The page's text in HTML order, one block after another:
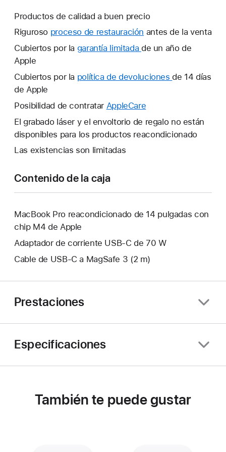
Productos de calidad a buen precio
Riguroso proceso de restauración antes de la venta
Cubiertos por la garantía limitada Se
una
de un año de
Apple
Cubiertos por la política de devoluciones Se
nueva.
de 14 días
de Apple
Posibilidad de contratar AppleCare
abrirá
una
El grabado láser y el envoltorio de regalo no están
disponibles para los productos reacondicionado
Las existencias son limitadas
Contenido de la caja
MacBook Pro reacondicionado de 14 pulgadas con
chip M4 de Apple
Adaptador de corriente USB‑C de 70 W
Cable de USB‑C a MagSafe 3 (2 m)
Prestaciones
Especificaciones
También te puede gustar